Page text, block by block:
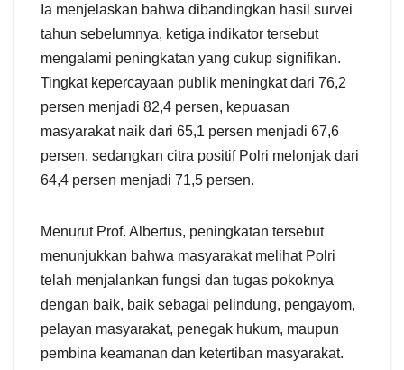
Ia menjelaskan bahwa dibandingkan hasil survei
tahun sebelumnya, ketiga indikator tersebut
mengalami peningkatan yang cukup signifikan.
Tingkat kepercayaan publik meningkat dari 76,2
persen menjadi 82,4 persen, kepuasan
masyarakat naik dari 65,1 persen menjadi 67,6
persen, sedangkan citra positif Polri melonjak dari
64,4 persen menjadi 71,5 persen.
Menurut Prof. Albertus, peningkatan tersebut
menunjukkan bahwa masyarakat melihat Polri
telah menjalankan fungsi dan tugas pokoknya
dengan baik, baik sebagai pelindung, pengayom,
pelayan masyarakat, penegak hukum, maupun
pembina keamanan dan ketertiban masyarakat.